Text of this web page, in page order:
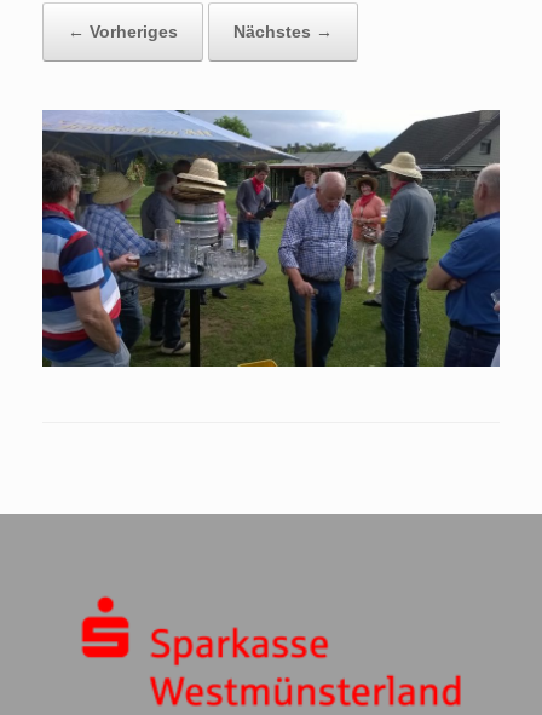
← Vorheriges Nächstes →